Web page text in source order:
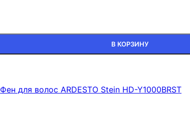
В КОРЗИНУ
Фен для волос ARDESTO Stein HD-Y1000BRST